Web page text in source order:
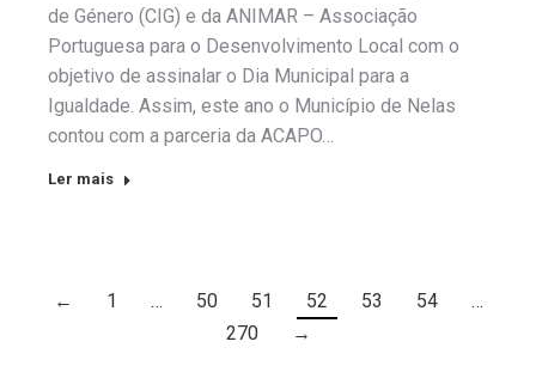
de Género (CIG) e da ANIMAR – Associação
Portuguesa para o Desenvolvimento Local com o
objetivo de assinalar o Dia Municipal para a
Igualdade. Assim, este ano o Município de Nelas
contou com a parceria da ACAPO…
Ler mais
← 1 … 50 51 52 53 54
…
270
→